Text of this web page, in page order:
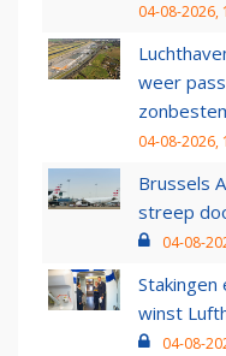
04-08-2026,
weer
04-08-2026,
Brussels
streep
04-08-
winst
04-08-